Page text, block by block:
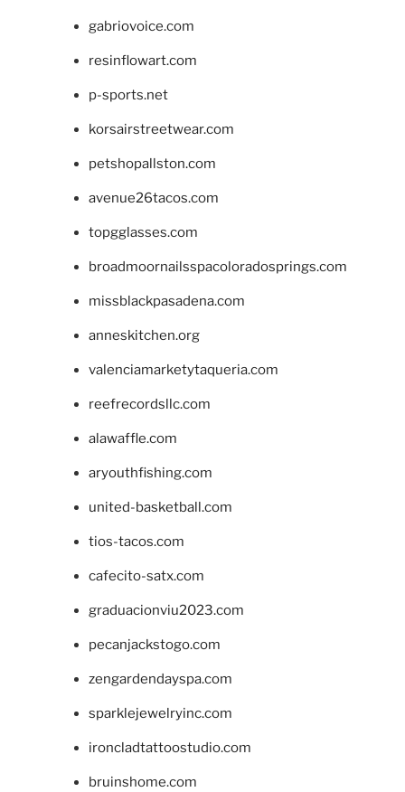
gabriovoice.com
resinflowart.com
p-sports.net
korsairstreetwear.com
petshopallston.com
avenue26tacos.com
topgglasses.com
broadmoornailsspacoloradosprings.com
missblackpasadena.com
anneskitchen.org
valenciamarketytaqueria.com
reefrecordsllc.com
alawaffle.com
aryouthfishing.com
united-basketball.com
tios-tacos.com
cafecito-satx.com
graduacionviu2023.com
pecanjackstogo.com
zengardendayspa.com
sparklejewelryinc.com
ironcladtattoostudio.com
bruinshome.com